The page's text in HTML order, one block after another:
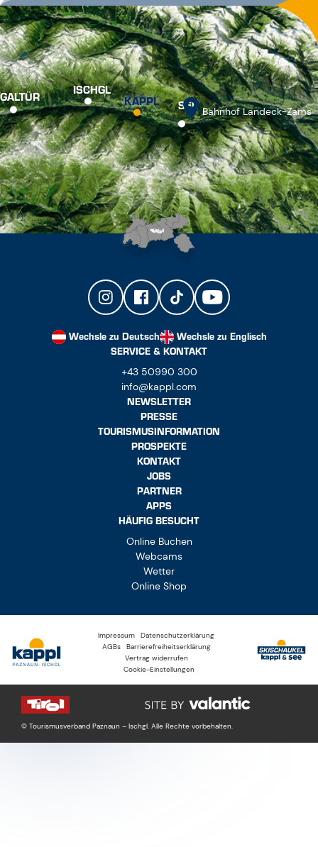
GALTÜR ISCHGL
KAPPL SEE Bahnhof Landeck-Zams
Wechsle zu Deutsch
Wechsle zu Englisch
SERVICE & KONTAKT
+43 50990 300
info@kappl.com
NEWSLETTER
PRESSE
TOURISMUSINFORMATION
PROSPEKTE
KONTAKT
JOBS
PARTNER
APPS
HÄUFIG BESUCHT
Online Buchen
Webcams
Wetter
Online Shop
Impressum
Datenschutzerklärung
AGBs
Barrierefreiheitserklärung
Vertrag widerrufen
Cookie-Einstellungen
© Tourismusverband Paznaun – Ischgl. Alle Rechte vorbehalten.